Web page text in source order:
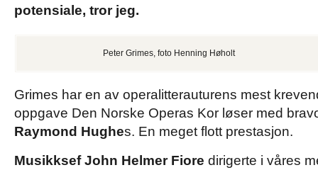
potensiale, tror jeg.
Peter Grimes, foto Henning Høholt
Grimes har en av operalitterauturens mest
oppgave Den Norske Operas Kor løser med
Raymond Hughes. En meget flott prestasjon.
Musikksef John Helmer Fiore dirigerte i våres